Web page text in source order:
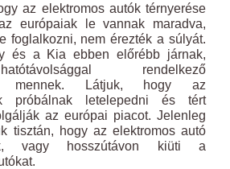
az elektromos autók térnyerése
európaiak le vannak maradva,
foglalkozni, nem érezték a súlyát.
és a Kia ebben előrébb járnak,
rendelkező
mennek. Látjuk, hogy az
próbálnak letelepedni és tért
az európai piacot. Jelenleg
tisztán, hogy az elektromos autó
vagy hosszútávon kiüti a